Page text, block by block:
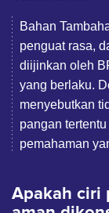
Bahan
penguat rasa,
diijinkan oleh
yang berlaku.
menyebutkan
pangan
pemahaman
Apakah ciri